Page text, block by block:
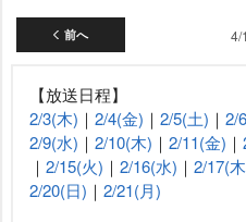
前へ 4/
【放送日程】
2/3(木) ｜ 2/4(金) ｜ 2/5(土) ｜ 2/
2/9(水) ｜ 2/10(木) ｜ 2/11(金) ｜
｜ 2/15(火) ｜ 2/16(水) ｜ 2/17(
2/20(日) ｜ 2/21(月)